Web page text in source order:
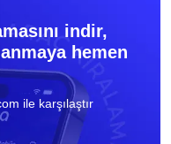
indir,
hemen
ile karşılaştır